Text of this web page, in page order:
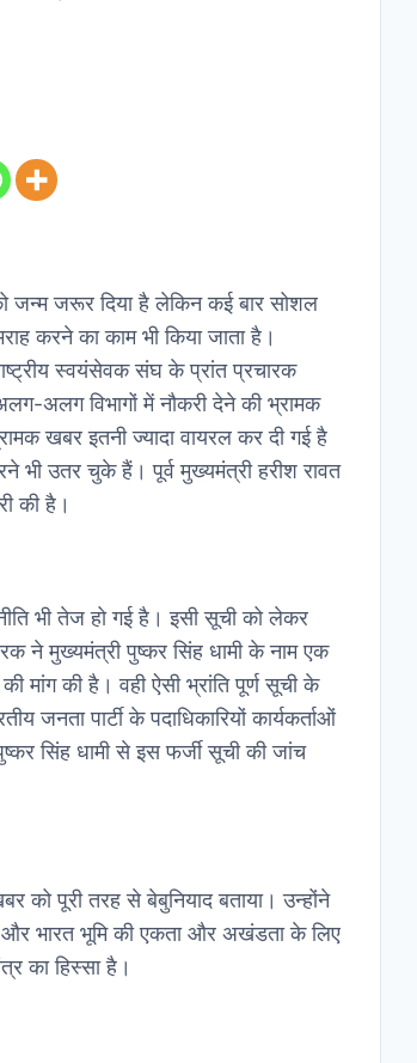
जन्म जरूर दिया है लेकिन कई बार सोशल
करने का काम भी किया जाता है।
स्वयंसेवक संघ के प्रांत प्रचारक
अलग विभागों में नौकरी देने की भ्रामक
खबर इतनी ज्यादा वायरल कर दी गई है
भी उतर चुके हैं। पूर्व मुख्यमंत्री हरीश रावत
की है।
भी तेज हो गई है। इसी सूची को लेकर
ने मुख्यमंत्री पुष्कर सिंह धामी के नाम एक
मांग की है। वही ऐसी भ्रांति पूर्ण सूची के
जनता पार्टी के पदाधिकारियों कार्यकर्ताओं
सिंह धामी से इस फर्जी सूची की जांच
को पूरी तरह से बेबुनियाद बताया। उन्होंने
और भारत भूमि की एकता और अखंडता के लिए
का हिस्सा है।